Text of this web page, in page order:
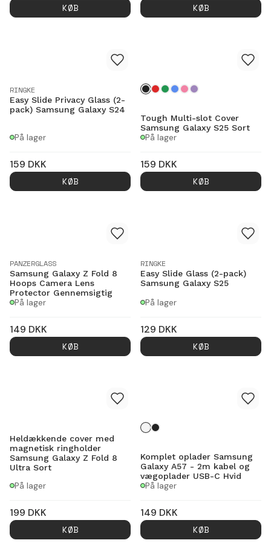
KØB
KØB
RINGKE
Easy Slide Privacy Glass (2-
pack) Samsung Galaxy S24
På lager
159 DKK
KØB
Tough Multi-slot Cover
Samsung Galaxy S25 Sort
På lager
159 DKK
KØB
PANZERGLASS
Samsung Galaxy Z Fold 8
Hoops Camera Lens
Protector Gennemsigtig
På lager
149 DKK
KØB
RINGKE
Easy Slide Glass (2-pack)
Samsung Galaxy S25
På lager
129 DKK
KØB
Heldækkende cover med
magnetisk ringholder
Samsung Galaxy Z Fold 8
Ultra Sort
På lager
199 DKK
KØB
Komplet oplader Samsung
Galaxy A57 - 2m kabel og
vægoplader USB-C Hvid
På lager
149 DKK
KØB